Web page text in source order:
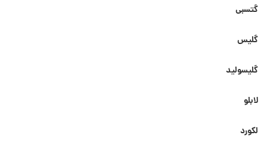
گتسبی
گلیس
گلیسولید
لابلو
لکورد